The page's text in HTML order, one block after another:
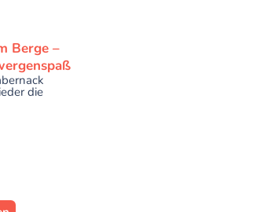
Berge –
die